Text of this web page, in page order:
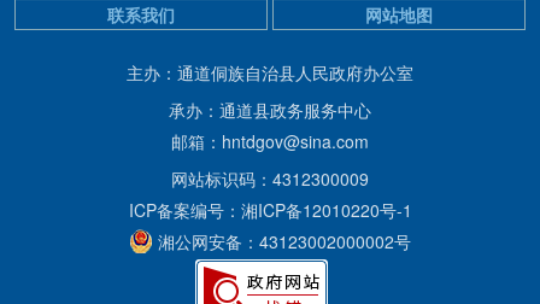
主办：通道侗族自治县人民政府办公室
承办：通道县政务服务中心
邮箱：hntdgov@sina.com
网站标识码：4312300009
ICP备案编号：湘ICP备12010220号-1
湘公网安备：43123002000002号
联系我们 网站地图